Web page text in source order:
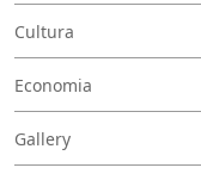
Cultura
Economia
Gallery